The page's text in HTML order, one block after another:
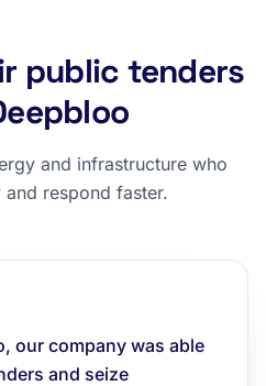
public tenders
and infrastructure who
respond faster.
our company was able
and seize